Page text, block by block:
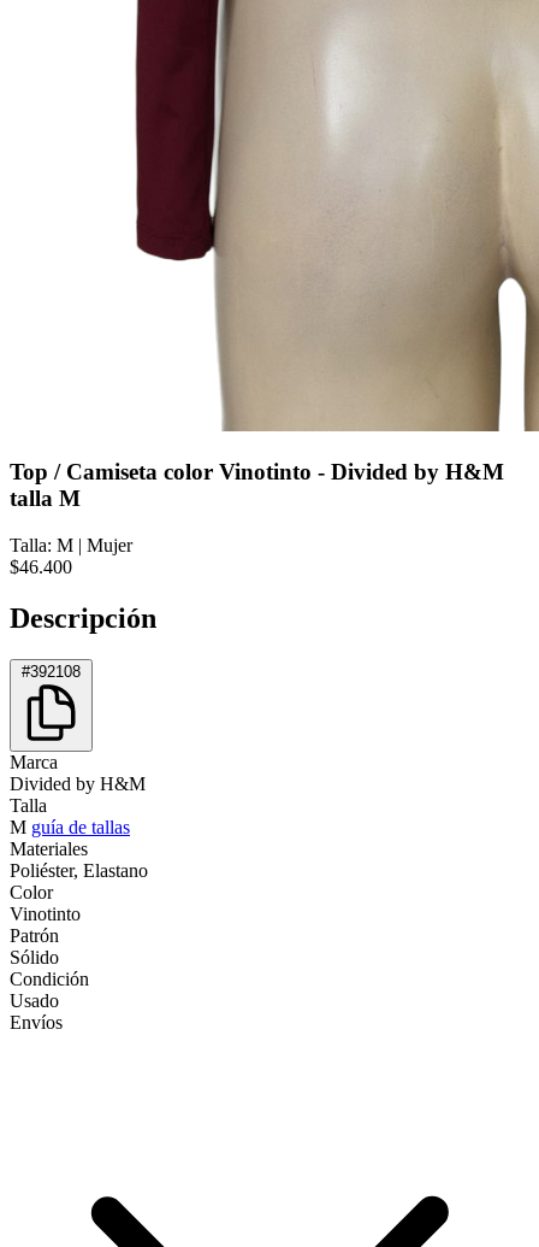
Top / Camiseta color Vinotinto - Divided by H&M
talla M
Talla: M | Mujer
$46.400
Descripción
#392108
Marca
Divided by H&M
Talla
M guía de tallas
Materiales
Poliéster, Elastano
Color
Vinotinto
Patrón
Sólido
Condición
Usado
Envíos